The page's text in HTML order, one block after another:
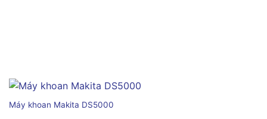
Máy khoan Makita DS5000